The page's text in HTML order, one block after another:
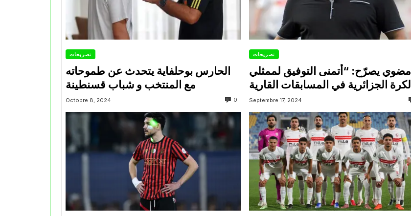
تصريحات
الحارس بوحلفاية يتحدث عن طموحاته
مع المنتخب و شباب قسنطينة
Octobre 8, 2024 0
تصريحات
مضوي يصرّح: “أتمنى التوفيق لممثلي
Septembre 17, 2024